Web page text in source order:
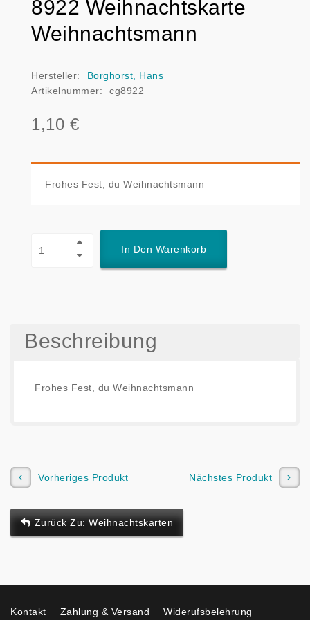
8922 Weihnachtskarte
Weihnachtsmann
Hersteller:
Borghorst, Hans
Artikelnummer:
cg8922
1,10 €
Frohes Fest, du Weihnachtsmann
In Den Warenkorb
Beschreibung
Frohes Fest, du Weihnachtsmann
Nächstes Produkt
Vorheriges Produkt
Zurück Zu: Weihnachtskarten
Kontakt Zahlung & Versand Widerufsbelehrung